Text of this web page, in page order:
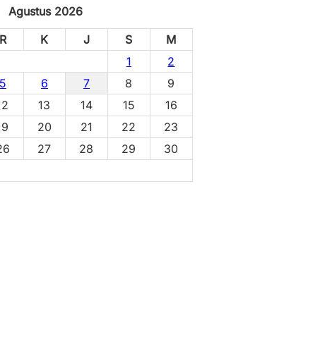
Agustus 2026
R K J S
M
1
2
5 6 7 8
9
13 14 15
16
20 21 22
23
27 28 29
30